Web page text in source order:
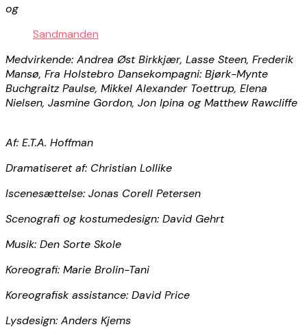
og
Sandmanden
Medvirkende: Andrea Øst Birkkjær, Lasse Steen, Frederik
Mansø, Fra Holstebro Dansekompagni: Bjørk-Mynte
Buchgraitz Paulse, Mikkel Alexander Toettrup, Elena
Nielsen, Jasmine Gordon, Jon Ipina og Matthew Rawcliffe
Af: E.T.A. Hoffman
Dramatiseret af: Christian Lollike
Iscenesættelse: Jonas Corell Petersen
Scenografi og kostumedesign: David Gehrt
Musik: Den Sorte Skole
Koreografi: Marie Brolin-Tani
Koreografisk assistance: David Price
Lysdesign: Anders Kjems